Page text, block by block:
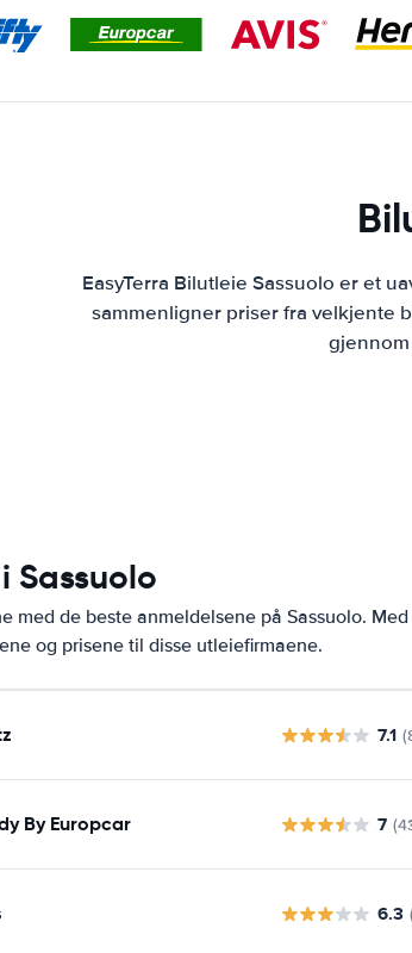
EasyTerra Bilutleie Sassuolo er et
sammenligner priser fra velkjente
Sassuolo
med de beste anmeldelsene på Sassuolo.
og prisene til disse utleiefirmaene.
7.1
By Europcar 7
6.3